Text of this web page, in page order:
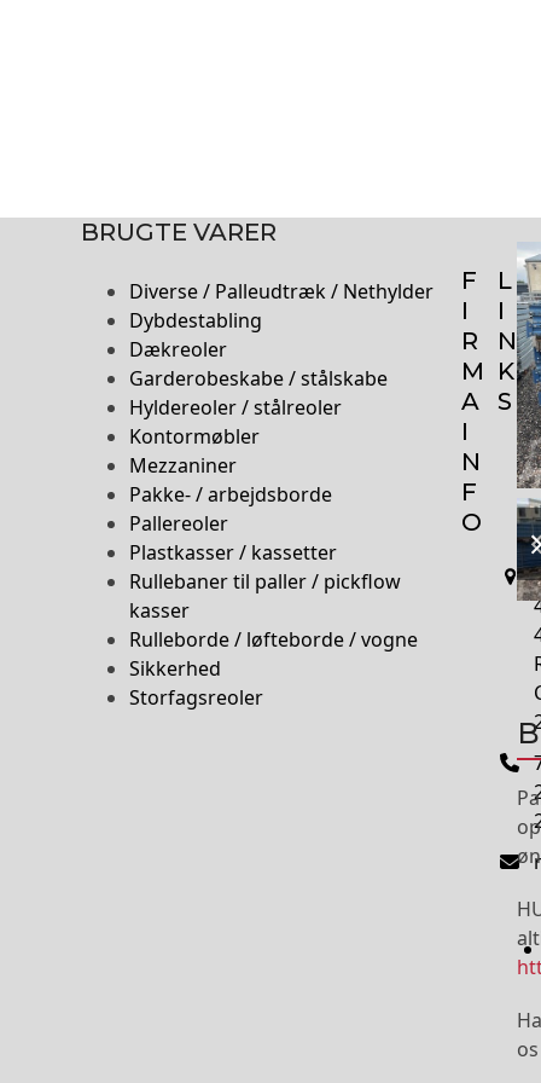
BRUGTE VARER
Diverse / Palleudtræk / Nethylder
Dybdestabling
Dækreoler
Garderobeskabe / stålskabe
Hyldereoler / stålreoler
Kontormøbler
Mezzaniner
Pakke- / arbejdsborde
Pallereoler
Plastkasser / kassetter
Rullebaner til paller / pickflow
kasser
Rulleborde / løfteborde / vogne
Sikkerhed
Storfagsreoler
F
I
R
M
A
I
N
F
O
L
I
N
K
S